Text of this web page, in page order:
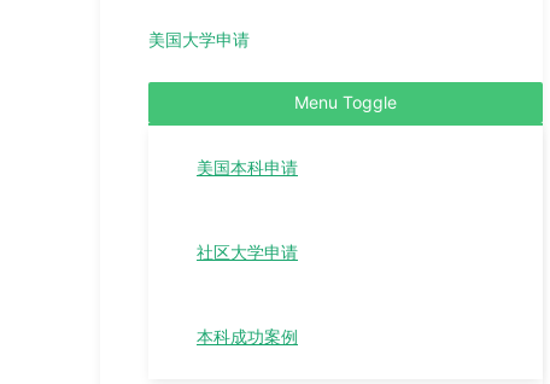
美国大学申请
Menu Toggle
美国本科申请
社区大学申请
本科成功案例